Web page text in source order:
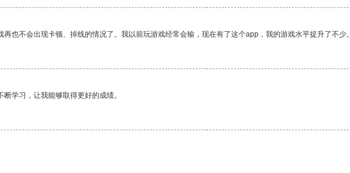
也不会出现卡顿、掉线的情况了。我以前玩游戏经常会输，现在有了这个app，我的游戏水平提升了不少。
学习，让我能够取得更好的成绩。